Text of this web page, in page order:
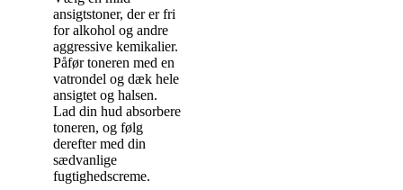
ansigtstoner, der er fri
for alkohol og andre
aggressive kemikalier.
Påfør toneren med en
vatrondel og dæk hele
ansigtet og halsen.
Lad din hud absorbere
toneren, og følg
derefter med din
sædvanlige
fugtighedscreme.